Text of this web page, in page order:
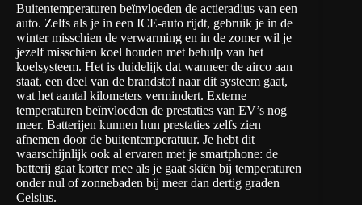
Buitentemperaturen beïnvloeden de actieradius van een
auto. Zelfs als je in een ICE-auto rijdt, gebruik je in de
winter misschien de verwarming en in de zomer wil je
jezelf misschien koel houden met behulp van het
koelsysteem. Het is duidelijk dat wanneer de airco aan
staat, een deel van de brandstof naar dit systeem gaat,
wat het aantal kilometers vermindert. Externe
temperaturen beïnvloeden de prestaties van EV’s nog
meer. Batterijen kunnen hun prestaties zelfs zien
afnemen door de buitentemperatuur. Je hebt dit
waarschijnlijk ook al ervaren met je smartphone: de
batterij gaat korter mee als je gaat skiën bij temperaturen
onder nul of zonnebaden bij meer dan dertig graden
Celsius.